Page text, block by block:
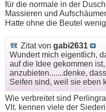
für die normale in der
Massieren und
Hatte ohne die Beutel
Zitat von gabi2631
Wundert mich eigentlich,
auf die Idee gekommen
anzubieten.......denke,
Seifen sind, weil sie eben
Wie verbreitet sind
Vlt. kennen viele der